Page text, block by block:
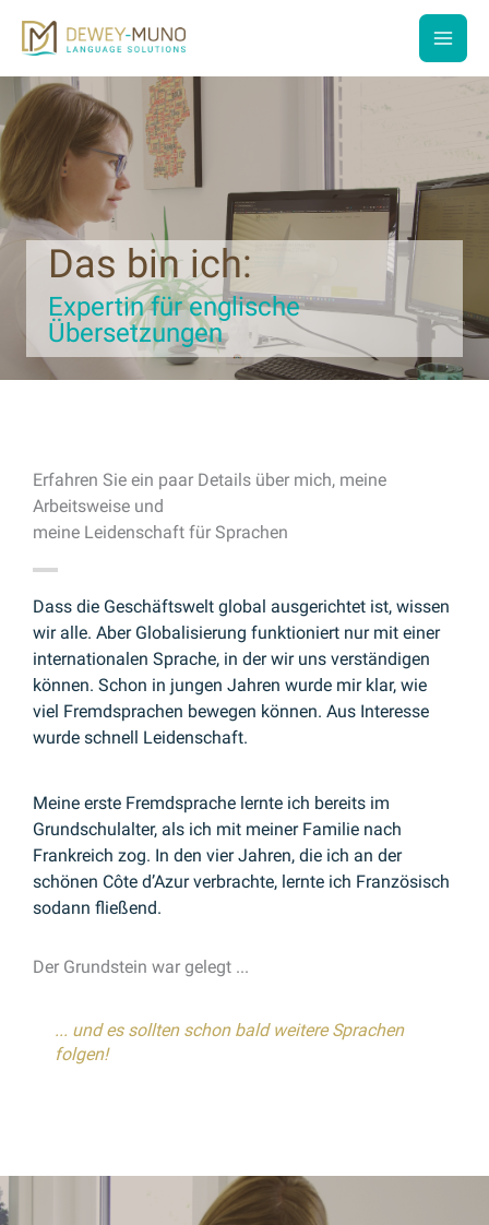
Inhalt
main
Das bin ich:
Expertin für englische
Übersetzungen
Erfahren Sie ein paar Details über mich, meine
Arbeitsweise und
meine Leidenschaft für Sprachen
Dass die Geschäftswelt global ausgerichtet ist, wissen
wir alle. Aber Globalisierung funktioniert nur mit einer
internationalen Sprache, in der wir uns verständigen
können. Schon in jungen Jahren wurde mir klar, wie
viel Fremdsprachen bewegen können. Aus Interesse
wurde schnell Leidenschaft.
Meine erste Fremdsprache lernte ich bereits im
Grundschulalter, als ich mit meiner Familie nach
Frankreich zog. In den vier Jahren, die ich an der
schönen Côte d’Azur verbrachte, lernte ich Französisch
sodann fließend.
Der Grundstein war gelegt ...
... und es sollten schon bald weitere Sprachen
folgen!